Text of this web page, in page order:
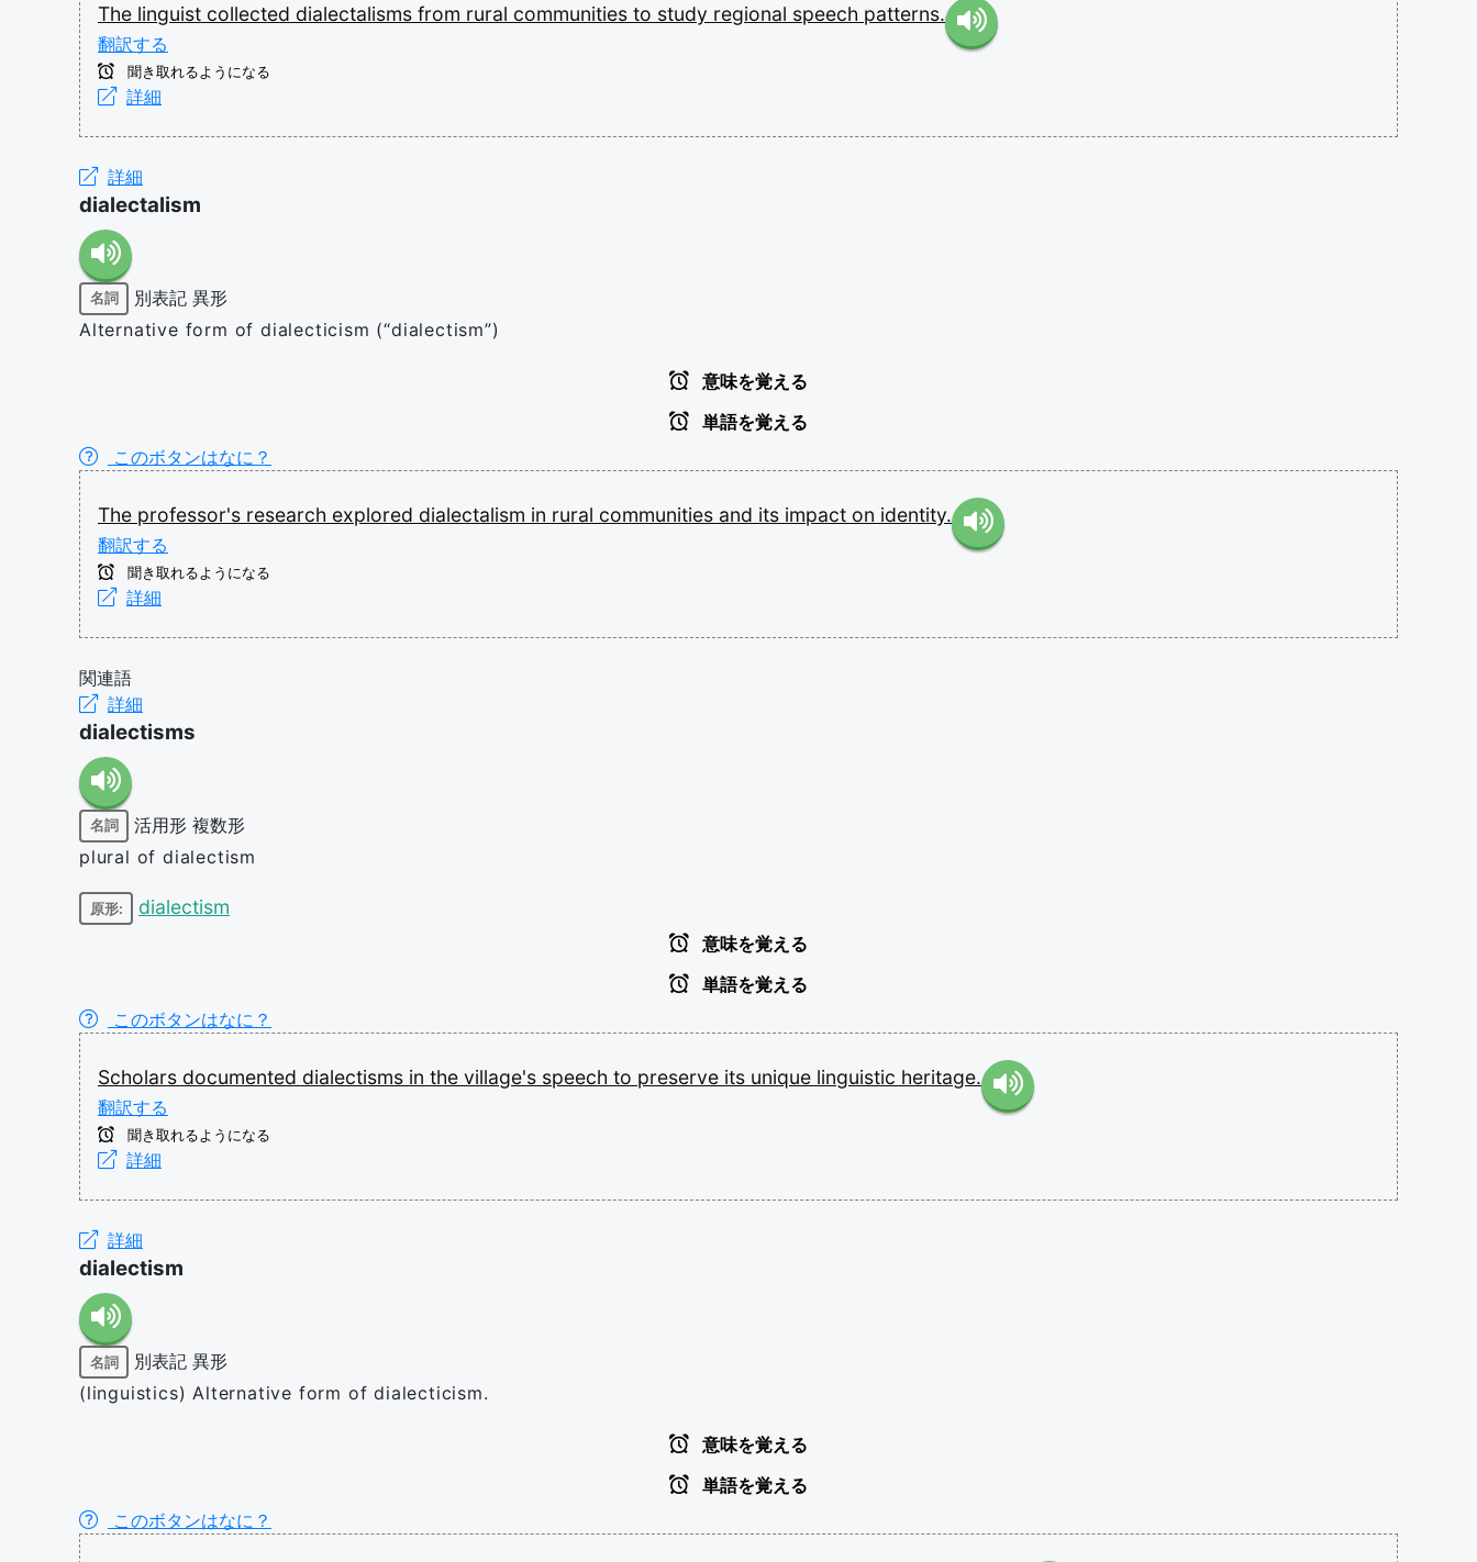
The linguist collected dialectalisms from rural communities to study regional speech patterns.
翻訳する
聞き取れるようになる
詳細
詳細
dialectalism
名詞 別表記 異形
Alternative form of dialecticism (“dialectism”)
意味を覚える
単語を覚える
このボタンはなに？
The professor's research explored dialectalism in rural communities and its impact on identity.
翻訳する
聞き取れるようになる
詳細
関連語
詳細
dialectisms
名詞 活用形 複数形
plural of dialectism
原形: dialectism
意味を覚える
単語を覚える
このボタンはなに？
Scholars documented dialectisms in the village's speech to preserve its unique linguistic heritage.
翻訳する
聞き取れるようになる
詳細
詳細
dialectism
名詞 別表記 異形
(linguistics) Alternative form of dialecticism.
意味を覚える
単語を覚える
このボタンはなに？